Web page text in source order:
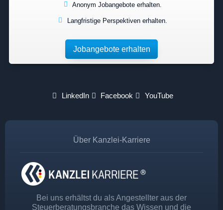
Anonym Jobangebote erhalten.
Langfristige Perspektiven erhalten.
Jobangebote erhalten
LinkedIn Facebook YouTube
Über Kanzlei-Karriere
Bei uns erhältst du als Angestellter aus der
Steuerberatungsbranche das Wissen und die